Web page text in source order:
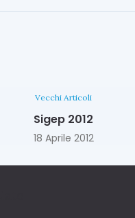
Vecchi Articoli
Sigep 2012
18 Aprile 2012